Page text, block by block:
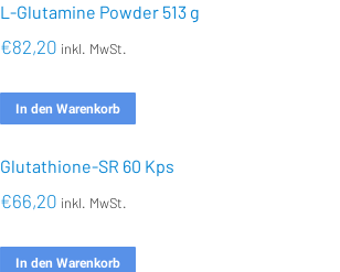
L-Glutamine Powder 513 g
€82,20 inkl. MwSt.
In den Warenkorb
Glutathione-SR 60 Kps
€66,20 inkl. MwSt.
In den Warenkorb